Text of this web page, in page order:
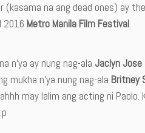
(kasama na ang dead ones) ay
2016 Metro Manila Film Festival.
n’ya ay nung nag-ala Jaclyn Jose
mukha n’ya nung nag-ala Britney
may lalim ang acting ni